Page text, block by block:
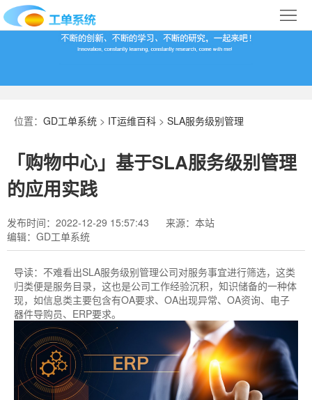
首
们
导
位置： GD工单系统 > IT运维百科 > SLA服务级别管理
「购物中心」基于SLA服务级别管理
的应用实践
发布时间：2022-12-29 15:57:43
来源：本站
编辑：GD工单系统
导读： 不难看出SLA服务级别管理公司对服务事宜进行筛选，这类
归类便是服务目录，这也是公司工作经验沉积，知识储备的一种体
现，如信息类主要包含有OA要求、OA出现异常、OA资询、电子
器件导购员、ERP要求。